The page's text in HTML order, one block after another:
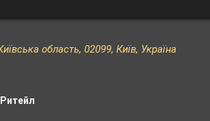
область, 02099, Київ, Україна